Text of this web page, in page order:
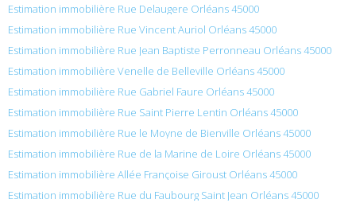
Estimation immobilière Rue Delaugere Orléans 45000
Estimation immobilière Rue Vincent Auriol Orléans 45000
Estimation immobilière Rue Jean Baptiste Perronneau Orléans 45000
Estimation immobilière Venelle de Belleville Orléans 45000
Estimation immobilière Rue Gabriel Faure Orléans 45000
Estimation immobilière Rue Saint Pierre Lentin Orléans 45000
Estimation immobilière Rue le Moyne de Bienville Orléans 45000
Estimation immobilière Rue de la Marine de Loire Orléans 45000
Estimation immobilière Allée Françoise Giroust Orléans 45000
Estimation immobilière Rue du Faubourg Saint Jean Orléans 45000